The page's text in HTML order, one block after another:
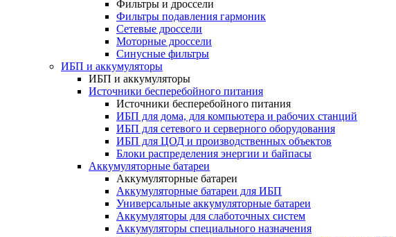
Фильтры и дроссели
Фильтры подавления гармоник
Сетевые дроссели
Моторные дроссели
Синусные фильтры
ИБП и аккумуляторы
ИБП и аккумуляторы
Источники бесперебойного питания
Источники бесперебойного питания
ИБП для дома, для компьютера и рабочих станций
ИБП для сетевого и серверного оборудования
ИБП для ЦОД и производственных объектов
Блоки распределения энергии и байпасы
Аккумуляторные батареи
Аккумуляторные батареи
Аккумуляторные батареи для ИБП
Универсальные аккумуляторные батареи
Аккумуляторы для слаботочных систем
Аккумуляторы специального назначения